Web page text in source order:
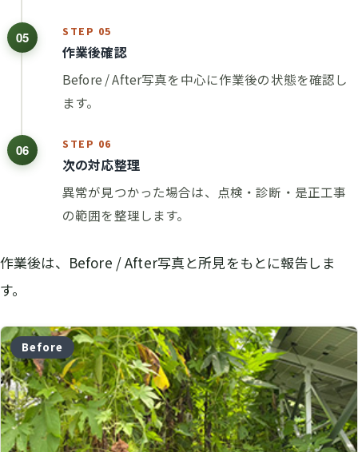
05 STEP 05
作業後確認
Before / After写真を中心に作業後の状態を確認し
ます。
06 STEP 06
次の対応整理
異常が見つかった場合は、点検・診断・是正工事
の範囲を整理します。
作業後は、Before / After写真と所見をもとに報告しま
す。
Before